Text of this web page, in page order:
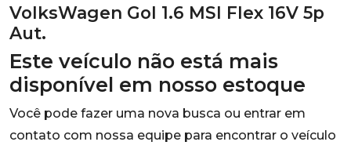
VolksWagen Gol 1.6 MSI Flex 16V 5p
Aut.
Este veículo não está mais
disponível em nosso estoque
Você pode fazer uma nova busca ou entrar em
contato com nossa equipe para encontrar o veículo